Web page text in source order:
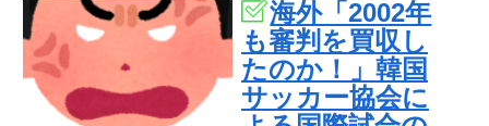
良かった」
海外「2002年
も審判を買収し
たのか！」韓国
サッカー協会に